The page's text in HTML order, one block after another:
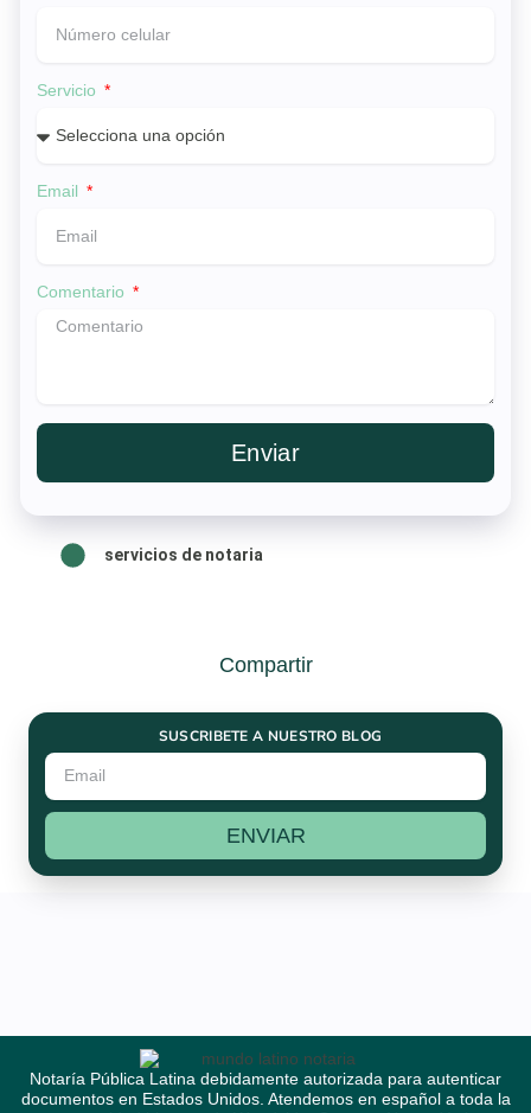
Servicio
Email
Comentario
Enviar
servicios de notaria
Compartir
SUSCRIBETE A NUESTRO BLOG
ENVIAR
Notaría Pública Latina debidamente autorizada para autenticar
documentos en Estados Unidos. Atendemos en español a toda la